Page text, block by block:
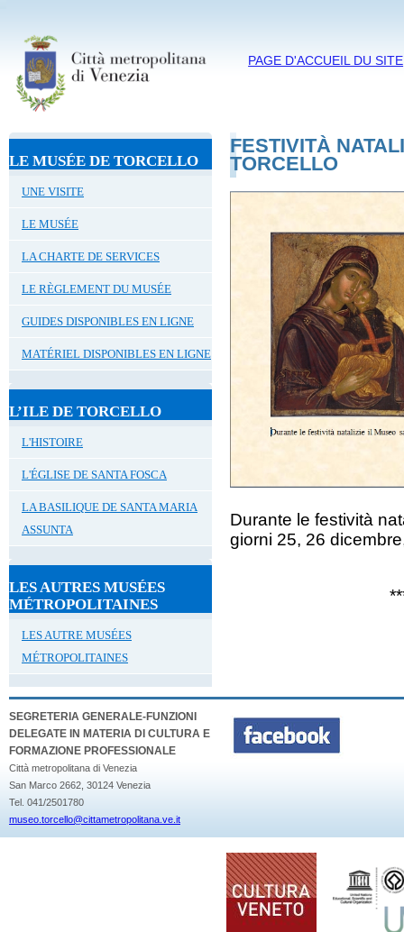
PAGE D'ACCUEIL DU SITE
LE MUSÉE DE TORCELLO
UNE VISITE
LE MUSÉE
LA CHARTE DE SERVICES
LE RÈGLEMENT DU MUSÉE
GUIDES DISPONIBLES EN LIGNE
MATÉRIEL DISPONIBLES EN LIGNE
L’ILE DE TORCELLO
L'HISTOIRE
L'ÉGLISE DE SANTA FOSCA
LA BASILIQUE DE SANTA MARIA
ASSUNTA
LES AUTRES MUSÉES
MÉTROPOLITAINES
LES AUTRE MUSÉES
MÉTROPOLITAINES
FESTIVITÀ
TORCELLO
Durante le festività
giorni 25, 26
SEGRETERIA GENERALE-FUNZIONI
DELEGATE IN MATERIA DI CULTURA E
FORMAZIONE PROFESSIONALE
Città metropolitana di Venezia
San Marco 2662, 30124 Venezia
Tel. 041/2501780
museo.torcello@cittametropolitana.ve.it